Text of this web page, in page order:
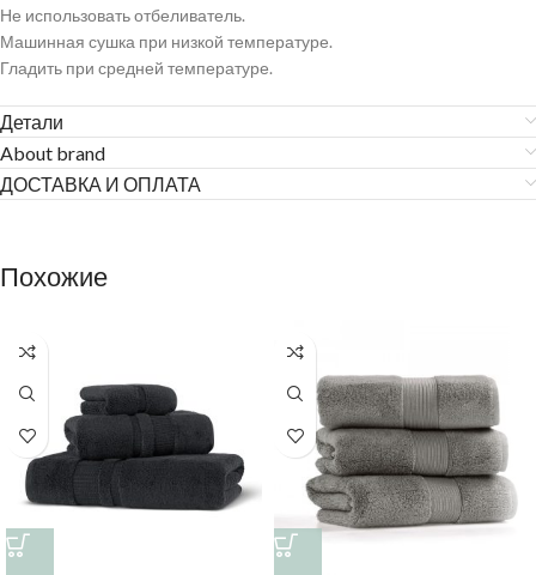
Не использовать отбеливатель.
Машинная сушка при низкой температуре.
Гладить при средней температуре.
Детали
About brand
ДОСТАВКА И ОПЛАТА
Похожие